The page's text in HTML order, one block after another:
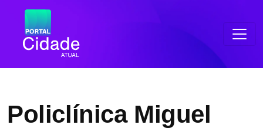
Policlínica Miguel